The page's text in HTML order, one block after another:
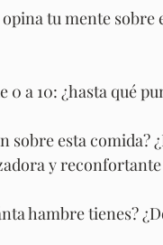
tu mente sobre
0 a 10: ¿hasta qué
sobre esta comida?
y
hambre tienes?